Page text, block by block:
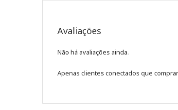
Avaliações
Não há avaliações ainda.
Apenas clientes conectados que